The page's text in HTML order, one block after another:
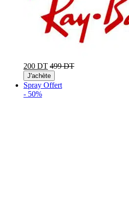
200 DT 499 DT
J'achète
Spray Offert
- 50%